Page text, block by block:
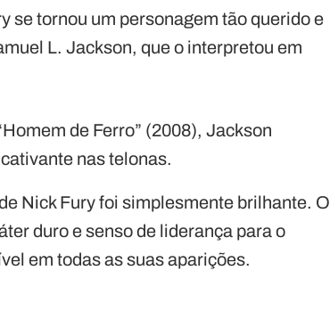
se tornou um personagem tão querido e
L. Jackson, que o interpretou em
de Ferro” (2008), Jackson
nas telonas.
Nick Fury foi simplesmente brilhante. O
duro e senso de liderança para o
em todas as suas aparições.